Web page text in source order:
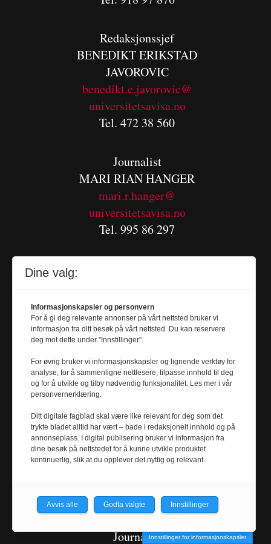
Redaksjonssjef
BENEDIKTERIKSTAD
JAVOROVIC
benedikt.e.javorovic@
universitetsavisa.no
Tel. 472 38 560
Journalist
MARI RIAN HANGER
mari.r.hanger@
universitetsavisa.no
Tel. 995 86 297
Journalist
SYNNE MÆLE
synne.male@
universitetsavisa.no
Tel. 924 62 475
Journalist
MARTHE BJERVA
marthe.bjerva@
Tel. 911 01 680
JournalistInnstillinger for informasjonskapsler
Dine valg:
Informasjonskapsler og personvern
For å gi deg relevante annonser på vårt nettsted bruker vi
informasjon fra ditt besøk på vårt nettsted. Du kan reservere
deg mot dette under "Innstillinger".
For øvrig bruker vi informasjonskapsler og lignende verktøy for
analyse, for å sammenligne nettlesere, tilpasse innhold til deg
og for å utvikle og tilby nødvendig funksjonalitet. Les mer i vår
personvernerklæring.
Ditt digitale fagblad skal være like relevant for deg som det
trykte bladet alltid har vært – bade i redaksjonelt innhold og på
annonseplass. I digital publisering bruker vi informasjon fra
dine besøk på nettstedet for å kunne utvikle produktet
kontinuerlig, slik at du opplever det nyttig og relevant.
Avvis alle Godta valgte Innstillinger